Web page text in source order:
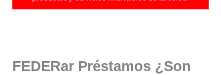
FEDERar Préstamos ¿Son